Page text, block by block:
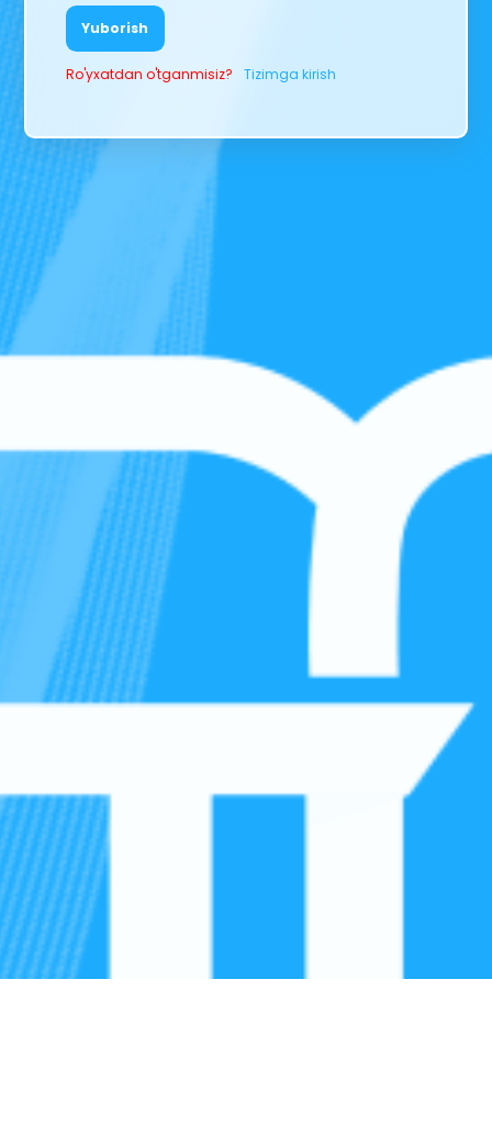
Yuborish
Ro'yxatdan o'tganmisiz? Tizimga kirish